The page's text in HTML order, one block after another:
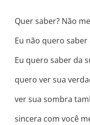
Quer saber? Não
Eu não quero
Eu quero saber da
quero ver sua
ver sua sombra
sincera com você